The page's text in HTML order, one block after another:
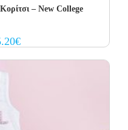
– New College
€Current
price